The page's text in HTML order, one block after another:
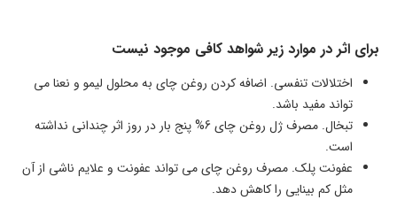
برای اثر در موارد زیر شواهد کافی موجود نیست
اختلالات تنفسی. اضافه کردن روغن چای به محلول لیمو و نعنا می
تواند مفید باشد.
تبخال. مصرف ژل روغن چای 6% پنج بار در روز اثر چندانی نداشته
است.
عفونت پلک. مصرف روغن چای می تواند عفونت و علایم ناشی از آن
مثل کم بینایی را کاهش دهد.